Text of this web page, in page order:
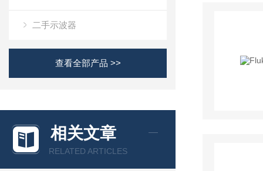
二手示波器
查看全部产品 >>
相关文章
RELATED ARTICLES